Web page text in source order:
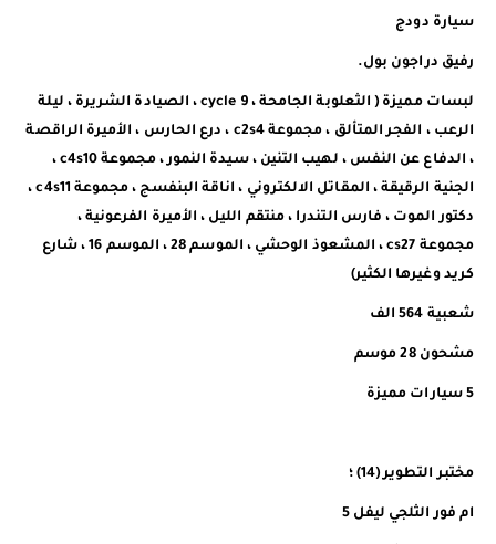
سيارة دودج
رفيق دراجون بول.
لبسات مميزة ( الثعلوبة الجامحة ، cycle 9 ، الصيادة الشريرة ، ليلة
الرعب ، الفجر المتألق ، مجموعة c2s4 ، درع الحارس ، الأميرة الراقصة
، الدفاع عن النفس ، لهيب التنين ، سيدة النمور ، مجموعة c4s10 ،
الجنية الرقيقة ، المقاتل الالكتروني ، اناقة البنفسج ، مجموعة c4s11 ،
دكتور الموت ، فارس التندرا ، منتقم الليل ، الأميرة الفرعونية ،
مجموعة cs27 ، المشعوذ الوحشي ، الموسم 28 ، الموسم 16 ، شارع
كريد وغيرها الكثير)
شعبية 564 الف
مشحون 28 موسم
5 سيارات مميزة
مختبر التطوير (14) ؛
ام فور الثلجي ليفل 5